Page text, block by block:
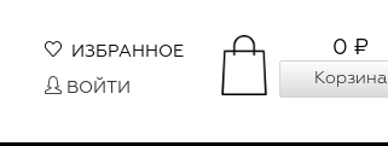
0 ₽
Корзина
ИЗБРАННОЕ
ВОЙТИ